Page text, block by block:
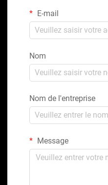
E-mail
Nom
Nom de l'entreprise
Message